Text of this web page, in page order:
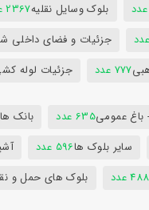
بلوک وسایل نقلیه2367 عدد
جزئیات و فضای داخلی
777 عدد جزئیات لوله
باغ عمومی635 عدد بانک ها
سایر بلوک ها596 عدد
488 عدد بلوک های حمل و